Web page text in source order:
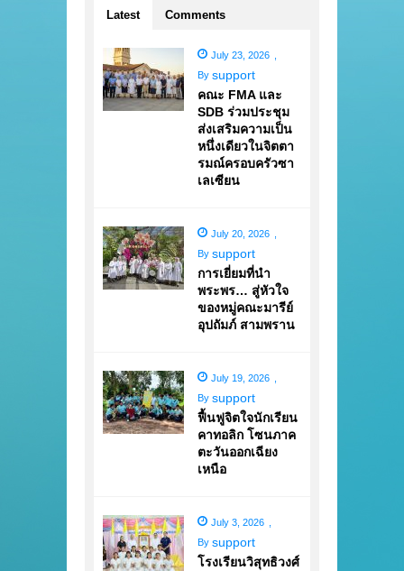
Latest Comments
July 23, 2026
By support
คณะ FMA และ
SDB ร่วมประชุม
ส่งเสริมความเป็น
หนึ่งเดียวในจิตตา
รมณ์ครอบครัวซา
เลเซียน
July 20, 2026
By support
การเยี่ยมที่นำ
พระพร… สู่หัวใจ
ของหมู่คณะมารีย์
อุปถัมภ์ สามพราน
July 19, 2026
By support
ฟื้นฟูจิตใจนักเรียน
คาทอลิก โซนภาค
ตะวันออกเฉียง
เหนือ
July 3, 2026
By support
โรงเรียนวิสุทธิวงศ์